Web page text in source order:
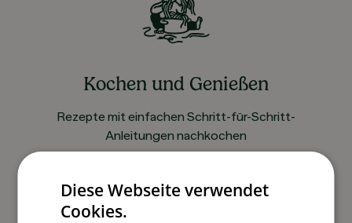
Kochen und Genießen
Rezepte mit einfachen Schritt-für-Schritt-
Anleitungen nachkochen
Diese Webseite verwendet
Cookies.